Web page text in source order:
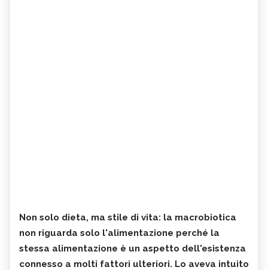
Non solo dieta, ma stile di vita: la macrobiotica
non riguarda solo l'alimentazione perché la
stessa alimentazione è un aspetto dell'esistenza
connesso a molti fattori ulteriori. Lo aveva intuito